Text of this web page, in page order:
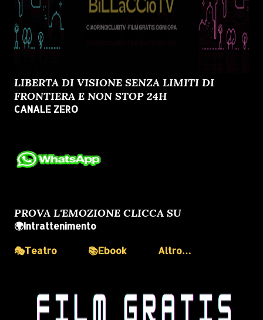
LIBERTA DI VISIONE SENZA LIMITI DI
FRONTIERA E NON STOP 24H
CANALE ZERO
PROVA L'EMOZIONE CLICCA SU
🌍Intrattenimento
🎭Teatro
📚Ebook Altro…